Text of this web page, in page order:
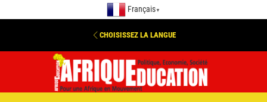
Français ▼
CHOISISSEZ LA LANGUE